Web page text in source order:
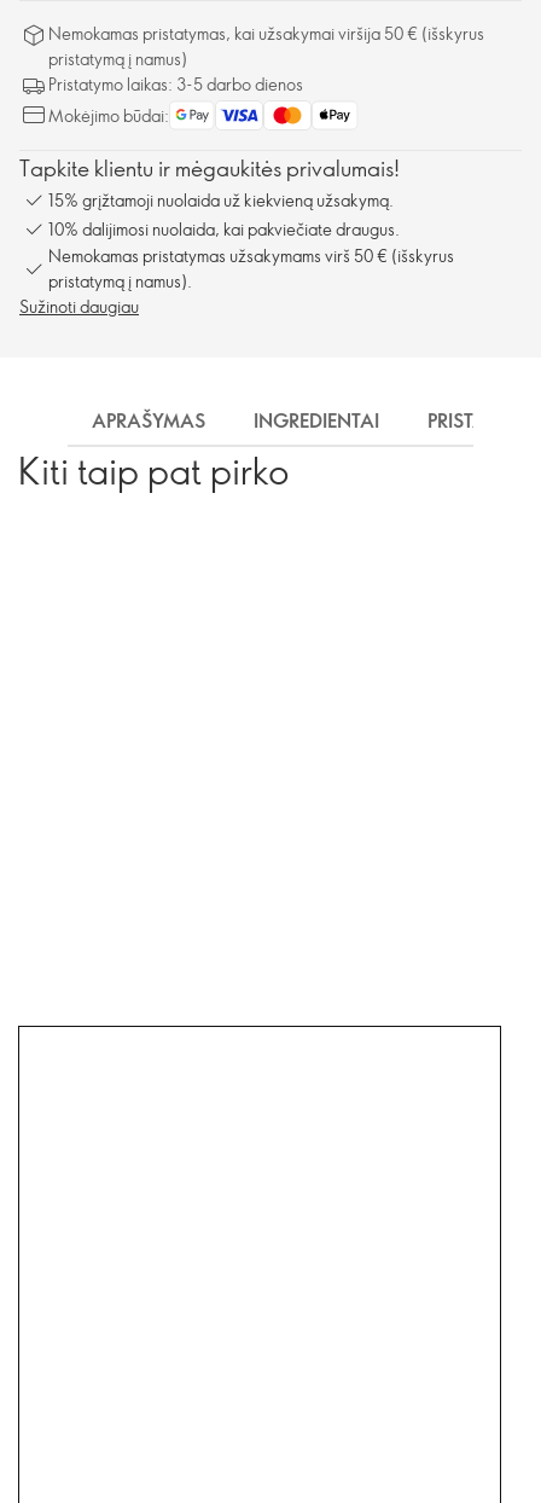
Nemokamas pristatymas, kai užsakymai viršija 50 € (išskyrus
pristatymą į namus)
Pristatymo laikas: 3-5 darbo dienos
Mokėjimo būdai:
Tapkite klientu ir mėgaukitės privalumais!
15% grįžtamoji nuolaida už kiekvieną užsakymą.
10% dalijimosi nuolaida, kai pakviečiate draugus.
Nemokamas pristatymas užsakymams virš 50 € (išskyrus
pristatymą į namus).
Sužinoti daugiau
APRAŠYMAS INGREDIENTAI
Kiti taip pat pirko